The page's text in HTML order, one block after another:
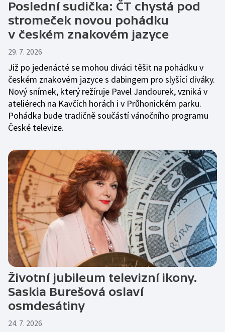
Poslední sudička: ČT chystá pod
stromeček novou pohádku
v českém znakovém jazyce
29. 7. 2026
Již po jedenácté se mohou diváci těšit na pohádku v
českém znakovém jazyce s dabingem pro slyšící diváky.
Nový snímek, který režíruje Pavel Jandourek, vzniká v
ateliérech na Kavčích horách i v Průhonickém parku.
Pohádka bude tradičně součástí vánočního programu
České televize.
Životní jubileum televizní ikony.
Saskia Burešová oslaví
osmdesátiny
24. 7. 2026